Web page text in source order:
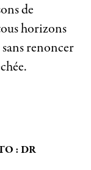
de
horizons
renoncer
: DR